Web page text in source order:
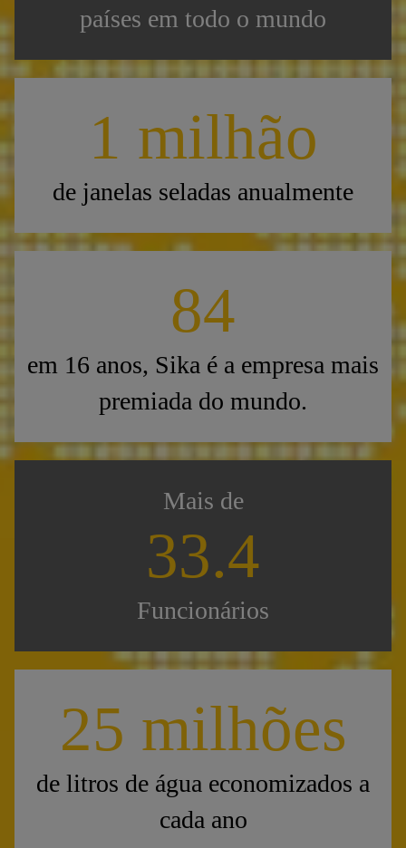
países em todo o mundo
1 milhão
de janelas seladas anualmente
84
em 16 anos, Sika é a empresa mais
premiada do mundo.
Mais de
33.5
Funcionários
25 milhões
de litros de água economizados a
cada ano